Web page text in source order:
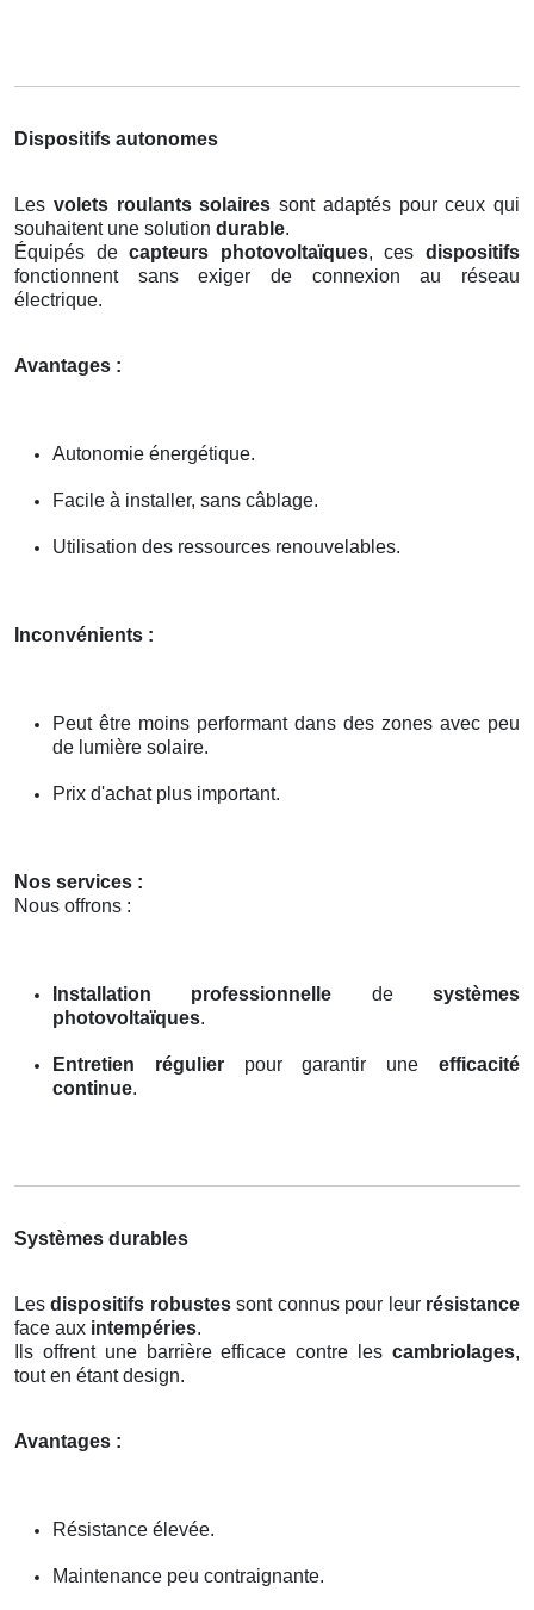
Dispositifs autonomes
Les volets roulants solaires sont adaptés pour ceux qui
souhaitent une solution durable.
Équipés decapteurs photovoltaïques, cesdispositifs
fonctionnent sans exiger de connexion au réseau
électrique.
Avantages :
Autonomie énergétique.
Facile à installer, sans câblage.
Utilisation des ressources renouvelables.
Inconvénients :
Peut être moins performant dans des zones avec peu
de lumière solaire.
Prix d'achat plus important.
Nos services :
Nous offrons :
Installation professionnelle desystèmes
photovoltaïques.
Entretien régulierpour garantir uneefficacité
continue.
Systèmes durables
Lesdispositifs robustessont connus pour leur résistance
face aux intempéries.
Ils offrent une barrière efficace contre les cambriolages,
tout en étant design.
Avantages :
Résistance élevée.
Maintenance peu contraignante.